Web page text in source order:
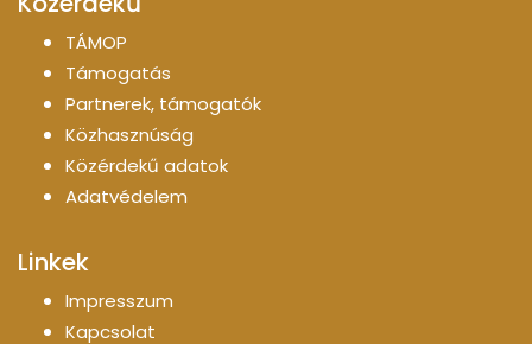
TÁMOP
Támogatás
Partnerek, támogatók
Közhasznúság
Közérdekű adatok
Adatvédelem
Linkek
Impresszum
Kapcsolat